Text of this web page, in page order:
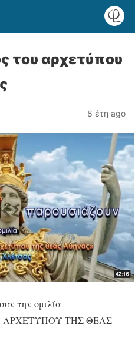
του αρχετύπου
8 έτη ago
την ομιλία
ΤΗΣ ΘΕΑΣ